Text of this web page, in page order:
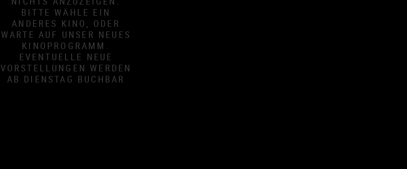
BITTE WÄHLE EIN
ANDERES KINO, ODER
WARTE AUF UNSER NEUES
KINOPROGRAMM.
EVENTUELLE NEUE
VORSTELLUNGEN WERDEN
AB DIENSTAG BUCHBAR